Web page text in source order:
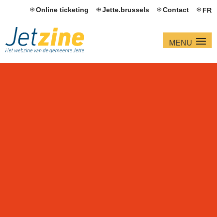
Online ticketing Jette.brussels Contact FR